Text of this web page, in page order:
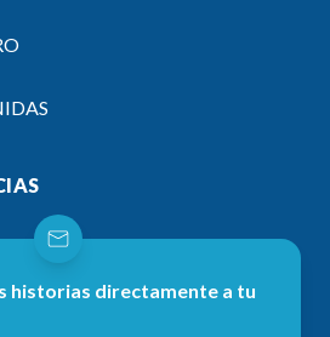
historias directamente a tu